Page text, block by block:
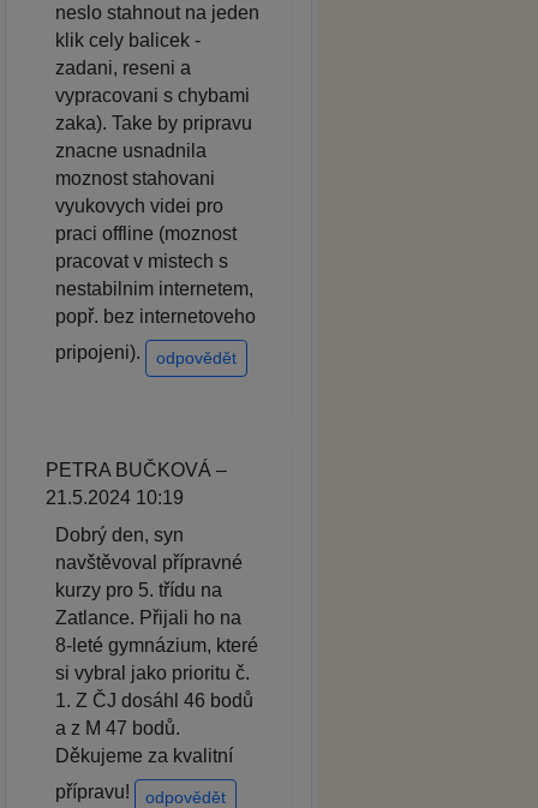
neslo stahnout na jeden
klik cely balicek -
zadani, reseni a
vypracovani s chybami
zaka). Take by pripravu
znacne usnadnila
moznost stahovani
vyukovych videi pro
praci offline (moznost
pracovat v mistech s
nestabilnim internetem,
popř. bez internetoveho
pripojeni).
odpovědět
PETRA BUČKOVÁ –
21.5.2024 10:19
Dobrý den, syn
navštěvoval přípravné
kurzy pro 5. třídu na
Zatlance. Přijali ho na
8-leté gymnázium, které
si vybral jako prioritu č.
1. Z ČJ dosáhl 46 bodů
a z M 47 bodů.
Děkujeme za kvalitní
přípravu!
odpovědět